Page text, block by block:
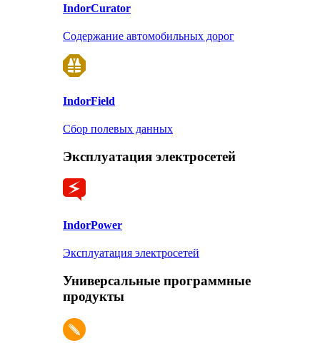
IndorCurator
Содержание автомобильных дорог
IndorField
Сбор полевых данных
Эксплуатация электросетей
IndorPower
Эксплуатация электросетей
Универсальные программные
продукты